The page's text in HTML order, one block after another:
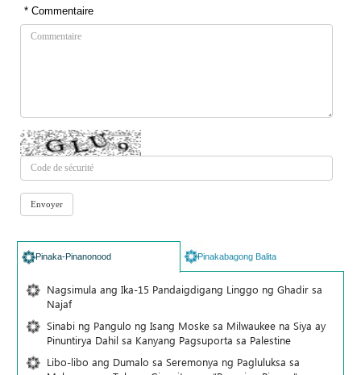
* Commentaire
Pinaka-Pinanonood Pinakabagong Balita
Nagsimula ang Ika-15 Pandaigdigang Linggo ng Ghadir sa
Najaf
Sinabi ng Pangulo ng Isang Moske sa Milwaukee na Siya ay
Pinuntirya Dahil sa Kanyang Pagsuporta sa Palestine
Libo-libo ang Dumalo sa Seremonya ng Pagluluksa sa